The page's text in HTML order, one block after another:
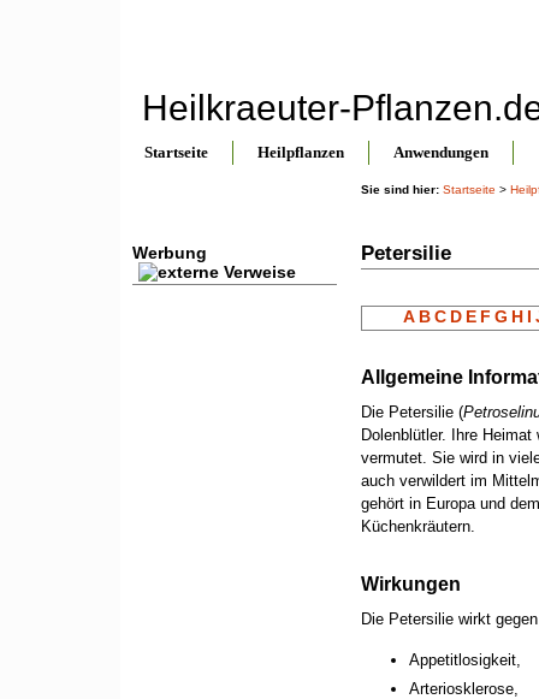
Heilkraeuter-
Startseite Heilpflanzen Anwendungen
Sie sind hier: Startseite >
Petersilie
A BC D E F G H I
Allgemeine
Die Petersilie (
Dolenblütler. Ihre
vermutet. Sie wird in
auch verwildert im
gehört in Europa und
Küchenkräutern.
Wirkungen
Die Petersilie wirkt gegen
Appetitlosigkeit,
Arteriosklerose,
Werbung